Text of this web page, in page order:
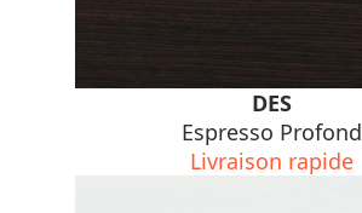
DES
Espresso Profond
Livraison rapide